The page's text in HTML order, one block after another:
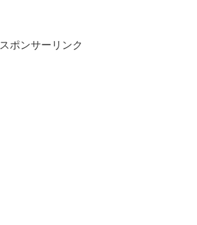
スポンサーリンク